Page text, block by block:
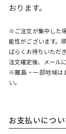
おります。
※ご注文が集中した
能性がございます。
ばらくお待ちいただ
注文確定後、メール
※離島・一部地域は
い。
お支払いについ